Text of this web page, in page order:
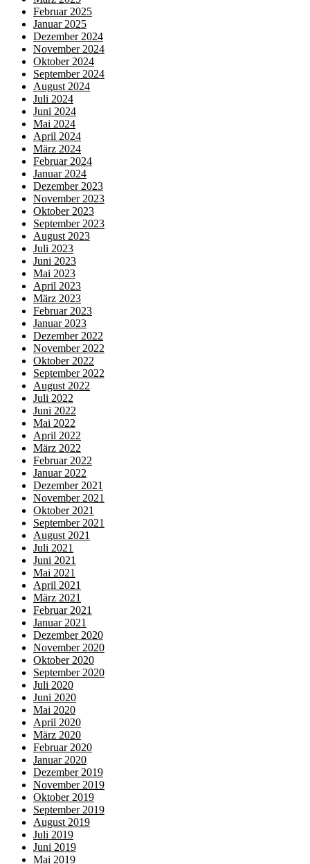
Februar 2025
Januar 2025
Dezember 2024
November 2024
Oktober 2024
September 2024
August 2024
Juli 2024
Juni 2024
Mai 2024
April 2024
März 2024
Februar 2024
Januar 2024
Dezember 2023
November 2023
Oktober 2023
September 2023
August 2023
Juli 2023
Juni 2023
Mai 2023
April 2023
März 2023
Februar 2023
Januar 2023
Dezember 2022
November 2022
Oktober 2022
September 2022
August 2022
Juli 2022
Juni 2022
Mai 2022
April 2022
März 2022
Februar 2022
Januar 2022
Dezember 2021
November 2021
Oktober 2021
September 2021
August 2021
Juli 2021
Juni 2021
Mai 2021
April 2021
März 2021
Februar 2021
Januar 2021
Dezember 2020
November 2020
Oktober 2020
September 2020
Juli 2020
Juni 2020
Mai 2020
April 2020
März 2020
Februar 2020
Januar 2020
Dezember 2019
November 2019
Oktober 2019
September 2019
August 2019
Juli 2019
Juni 2019
Mai 2019